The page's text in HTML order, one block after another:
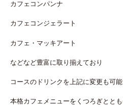
カフェコンパンナ
カフェコンジェラート
カフェ・マッキアート
などなど豊富に取り揃えており
コースのドリンクを上記に変更も可能
本格カフェメニューをくつろぎとと